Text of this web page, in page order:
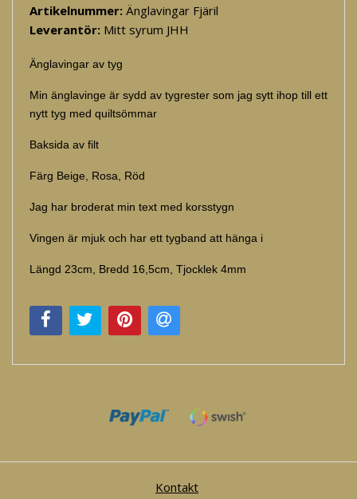
Artikelnummer: Änglavingar Fjäril
Leverantör: Mitt syrum JHH
Änglavingar av tyg
Min änglavinge är sydd av tygrester som jag sytt ihop till ett
nytt tyg med quiltsömmar
Baksida av filt
Färg Beige, Rosa, Röd
Jag har broderat min text med korsstygn
Vingen är mjuk och har ett tygband att hänga i
Längd 23cm, Bredd 16,5cm, Tjocklek 4mm
Kontakt